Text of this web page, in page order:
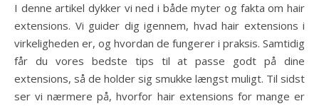
I denne artikel dykker vi ned i både myter og fakta om hair
extensions. Vi guider dig igennem, hvad hair extensions i
virkeligheden er, og hvordan de fungerer i praksis. Samtidig
får du vores bedste tips til at passe godt på dine
extensions, så de holder sig smukke længst muligt. Til sidst
ser vi nærmere på, hvorfor hair extensions for mange er